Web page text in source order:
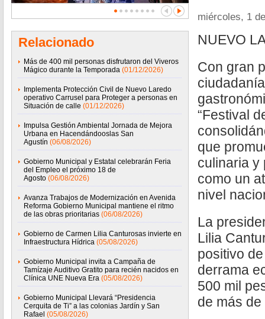
Relacionado
Más de 400 mil personas disfrutaron del Viveros
Mágico durante la Temporada (01/12/2026)
Implementa Protección Civil de Nuevo Laredo
operativo Carrusel para Proteger a personas en
Situación de calle (01/12/2026)
Impulsa Gestión Ambiental Jornada de Mejora
Urbana en Hacendándooslas San
Agustín (06/08/2026)
Gobierno Municipal y Estatal celebrarán Feria
del Empleo el próximo 18 de
Agosto (06/08/2026)
Avanza Trabajos de Modernización en Avenida
Reforma Gobierno Municipal mantiene el ritmo
de las obras prioritarias (06/08/2026)
Gobierno de Carmen Lilia Canturosas invierte en
Infraestructura Hídrica (05/08/2026)
Gobierno Municipal invita a Campaña de
Tamízaje Auditivo Gratito para recién nacidos en
Clínica UNE Nueva Era (05/08/2026)
Gobierno Municipal Llevará “Presidencia
Cerquita de Ti” a las colonias Jardín y San
Rafael (05/08/2026)
miércoles, 1
NUEVO
Con gran
“Festival
que
culinaria y
como un
nivel
La
Lilia
positivo
derrama
500 mil
de más